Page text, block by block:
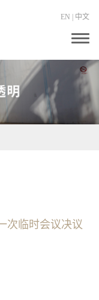
EN 中文
T
g
g
v
次临时会议决议